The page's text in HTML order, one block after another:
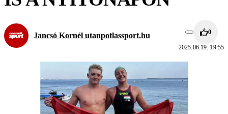
Jancsó Kornél utanpotlassport.hu 0
2025.06.19. 19:55